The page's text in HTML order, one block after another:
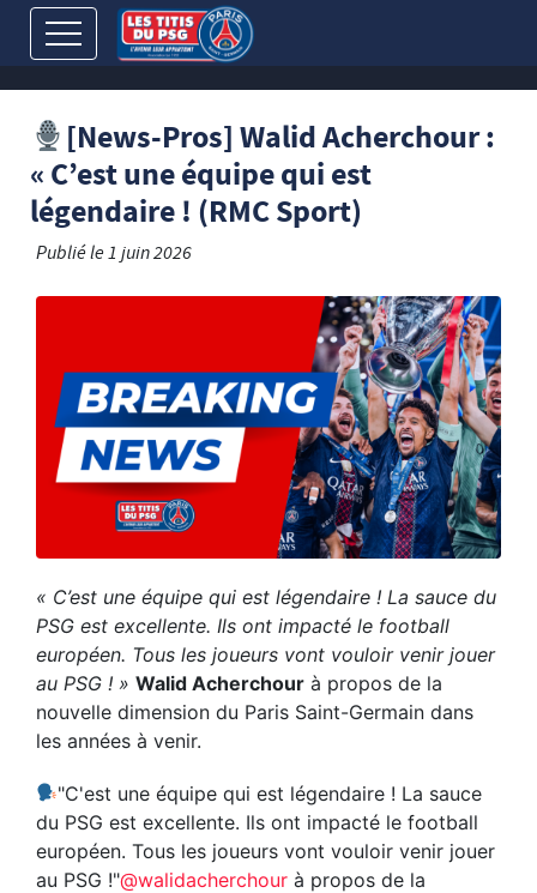
[News-Pros] Walid Acherchour :
« C’est une équipe qui est
légendaire ! (RMC Sport)
Publié le1 juin 2026
« C’est une équipe qui est légendaire ! La sauce du
PSG est excellente. Ils ont impacté le football
européen. Tous les joueurs vont vouloir venir jouer
au PSG ! » Walid Acherchour à propos de la
nouvelle dimension du Paris Saint-Germain dans
les années à venir.
"C'est une équipe qui est légendaire ! La sauce
du PSG est excellente. Ils ont impacté le football
européen. Tous les joueurs vont vouloir venir jouer
au PSG !"@walidacherchour à propos de la